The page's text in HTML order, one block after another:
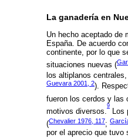
La ganadería en
Un hecho aceptado de
España. De acuerdo
continente, por lo que
situaciones nuevas (
los altiplanos
Guevara 2001, 2).
fueron los cerdos y las
motivos diversos.
9
Los
(Chevalier 1976, 117;
por el aprecio que tuvo